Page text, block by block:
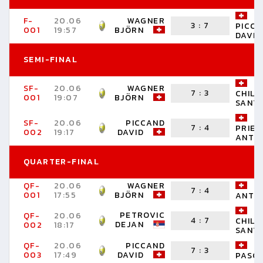
F-
001
20.06
19:57
WAGNER
BJÖRN 3 : 7
DAVID
SEMI-FINAL
SF-
001
20.06
19:07
WAGNER
BJÖRN 7 :3
SF-
002
20.06
19:17
PICCAND
DAVID 7 : 4
QUARTER-FINAL
QF-
001
20.06
17:55
WAGNER
BJÖRN 7 : 4
QF-
002
20.06
18:17
PETROVIC
DEJAN 4 : 7
QF-
003
20.06
17:49
PICCAND
DAVID 7 :3